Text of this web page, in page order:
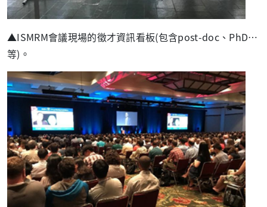
▲ISMRM會議現場的徵才資訊看板(包含post-doc 、 PhD…
等) 。